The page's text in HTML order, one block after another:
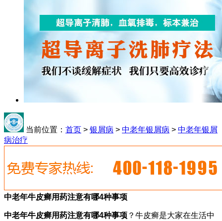
当前位置： 首页 > 银屑病 > 中老年银屑病 > 中老年银屑
病治疗
中老年牛皮癣用药注意有哪4种事项
中老年牛皮癣用药注意有哪4种事项 ？牛皮癣是大家在生活中